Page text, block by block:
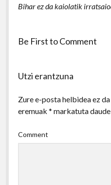
Bihar ez da kaiolatik
Be First to Comment
Utzi erantzuna
Zure e-posta helbidea ez
eremuak * markatuta daude
Comment